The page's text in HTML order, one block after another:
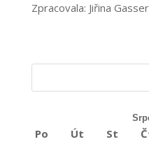
Zpracovala: Jiřina
Po Út St